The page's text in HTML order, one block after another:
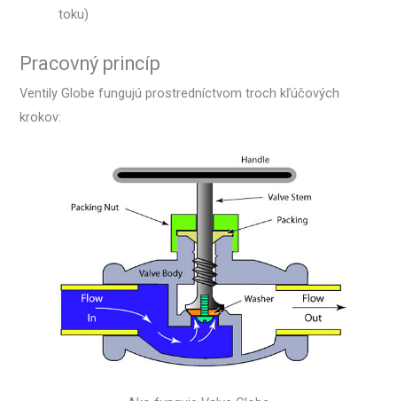
toku)
Pracovný princíp
Ventily Globe fungujú prostredníctvom troch kľúčových
krokov: